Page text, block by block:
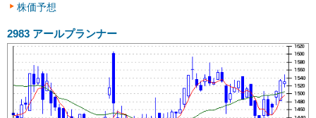
株価予想
2983 アールプランナー